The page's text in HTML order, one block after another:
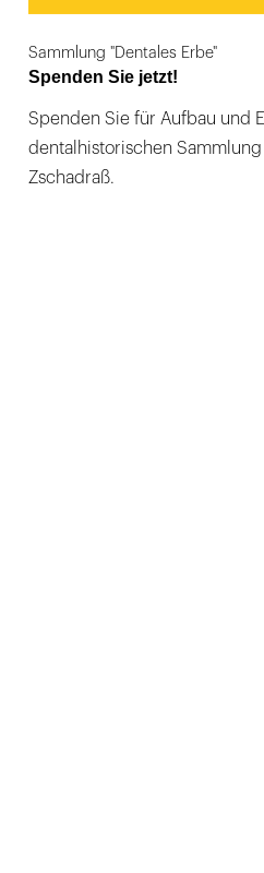
Sammlung "Dentales Erbe"
Spenden Sie jetzt!
Spenden Sie für Aufbau und
dentalhistorischen
Zschadraß.